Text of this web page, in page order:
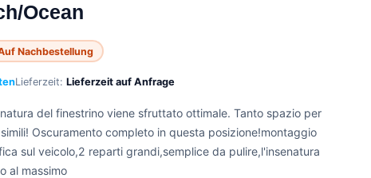
Ocean
Nachbestellung
Lieferzeit: Lieferzeit auf Anfrage
del finestrino viene sfruttato ottimale. Tanto spazio per
Oscuramento completo in questa posizione!montaggio
sul veicolo,2 reparti grandi,semplice da pulire,l'insenatura
al massimo